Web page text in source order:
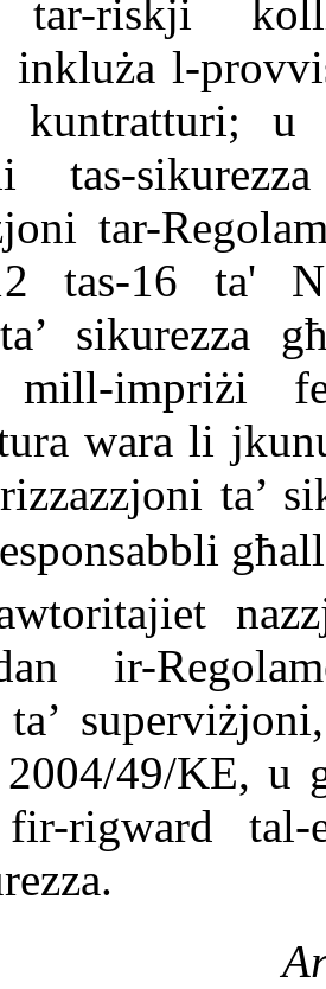
tar-riskji
inkluża l-
kuntratturi; u
tas-
tar-
tas-16 ta'
sikurezza
mill-impriżi
wara li
ta’
ir-
ta’
49/KE, u
rigward tal-